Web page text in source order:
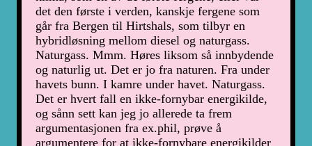
det den første i verden, kanskje fergene som
går fra Bergen til Hirtshals, som tilbyr en
hybridløsning mellom diesel og naturgass.
Naturgass. Mmm. Høres liksom så innbydende
og naturlig ut. Det er jo fra naturen. Fra under
havets bunn. I kamre under havet. Naturgass.
Det er hvert fall en ikke-fornybar energikilde,
og sånn sett kan jeg jo allerede ta frem
argumentasjonen fra ex.phil, prøve å
argumentere for at ikke-fornybare energikilder